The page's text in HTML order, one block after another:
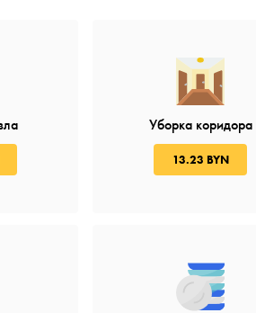
Уборка коридора
13.23 BYN